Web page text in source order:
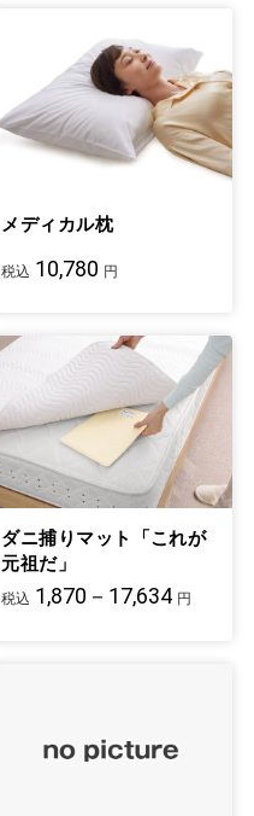
メディカル枕
税込 10,780 円
ダニ捕りマット「これが
元祖だ」
税込 1,870－17,634 円